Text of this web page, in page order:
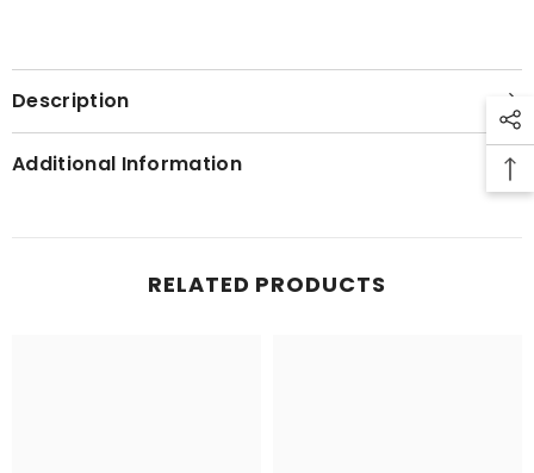
Description
Additional Information
RELATED PRODUCTS